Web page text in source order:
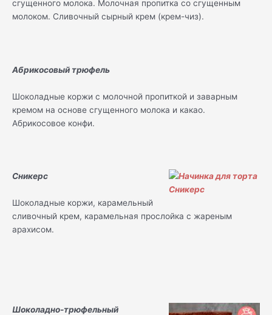
сгущенного молока. Молочная пропитка со сгущенным
молоком. Сливочный сырный крем (крем-чиз).
Абрикосовый трюфель
Шоколадные коржи с молочной пропиткой и заварным
кремом на основе сгущенного молока и какао.
Абрикосовое конфи.
Сникерс
Шоколадные коржи, карамельный
сливочный крем, карамельная прослойка с жареным
арахисом.
Шоколадно-трюфельный